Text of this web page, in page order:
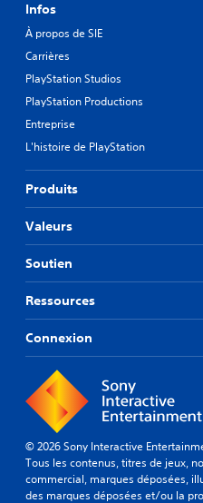
Infos
À propos de SIE
Carrières
PlayStation Studios
PlayStation Productions
Entreprise
L'histoire de PlayStation
Produits
Valeurs
Soutien
Ressources
Connexion
© 2026 Sony Interactive
Tous les contenus, titres de jeux,
commercial, marques déposées,
des marques déposées et/ou la